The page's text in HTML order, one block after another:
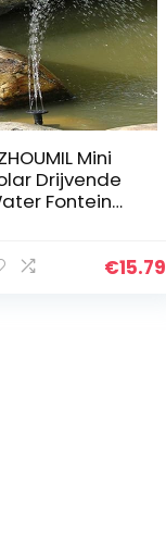
Mini
Drijvende
Fontein
€15.79